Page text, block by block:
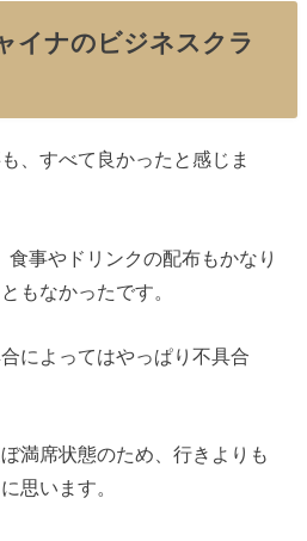
ナのビジネスクラ
、すべて良かったと感じま
事やドリンクの配布もかなり
もなかったです。
によってはやっぱり不具合
満席状態のため、行きよりも
思います。